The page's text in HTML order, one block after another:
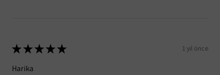
★★★★★ 1 yıl önce
Harika